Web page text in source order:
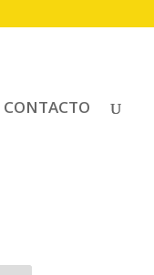
CONTACTO